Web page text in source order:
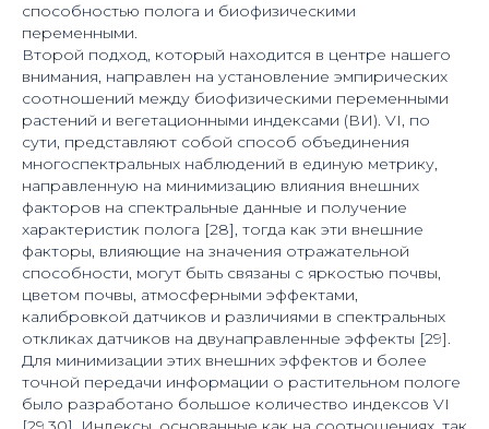
способностью полога и биофизическими
переменными.
Второй подход, который находится в центре нашего
внимания, направлен на установление эмпирических
соотношений между биофизическими переменными
растений и вегетационными индексами (ВИ). VI, по
сути, представляют собой способ объединения
многоспектральных наблюдений в единую метрику,
направленную на минимизацию влияния внешних
факторов на спектральные данные и получение
характеристик полога [28], тогда как эти внешние
факторы, влияющие на значения отражательной
способности, могут быть связаны с яркостью почвы,
цветом почвы, атмосферными эффектами,
калибровкой датчиков и различиями в спектральных
откликах датчиков на двунаправленные эффекты [29].
Для минимизации этих внешних эффектов и более
точной передачи информации о растительном пологе
было разработано большое количество индексов VI